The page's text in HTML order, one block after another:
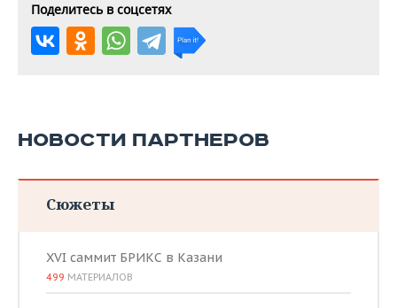
Поделитесь в соцсетях
НОВОСТИ ПАРТНЕРОВ
Сюжеты
XVI саммит БРИКС в Казани
499 МАТЕРИАЛОВ